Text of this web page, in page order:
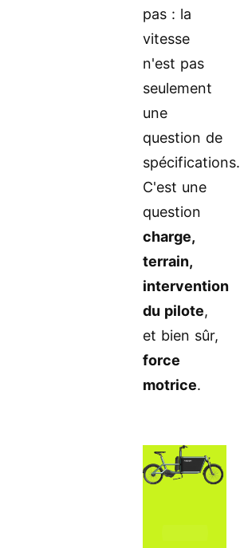
pas : la
vitesse
n'est pas
seulement
une
question de
spécifications.
C'est une
question
charge,
terrain,
intervention
du pilote,
et bien sûr,
force
motrice.